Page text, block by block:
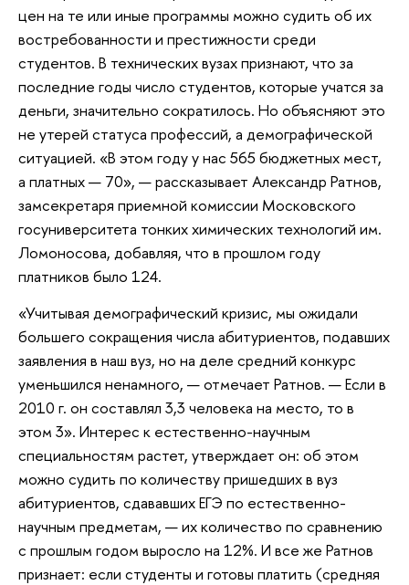
цен на те или иные программы можно судить об их
востребованности и престижности среди
студентов. В технических вузах признают, что за
последние годы число студентов, которые учатся за
деньги, значительно сократилось. Но объясняют это
не утерей статуса профессий, а демографической
ситуацией. «В этом году у нас 565 бюджетных мест,
а платных — 70», — рассказывает Александр Ратнов,
замсекретаря приемной комиссии Московского
госуниверситета тонких химических технологий им.
Ломоносова, добавляя, что в прошлом году
платников было 124.
«Учитывая демографический кризис, мы ожидали
большего сокращения числа абитуриентов, подавших
заявления в наш вуз, но на деле средний конкурс
уменьшился ненамного, — отмечает Ратнов. — Если в
2010 г. он составлял 3,3 человека на место, то в
этом 3». Интерес к естественно-научным
специальностям растет, утверждает он: об этом
можно судить по количеству пришедших в вуз
абитуриентов, сдававших ЕГЭ по естественно-
научным предметам, — их количество по сравнению
с прошлым годом выросло на 12%. И все же Ратнов
признает: если студенты и готовы платить (средняя